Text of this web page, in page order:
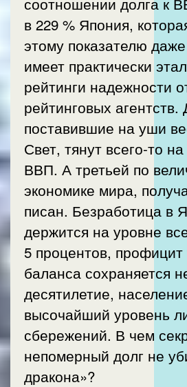
в 229 % Япония,
этому показателю
имеет практически
рейтинги надежности
рейтинговых агентств.
поставившие на уши
Свет, тянут всего-то
ВВП. А третьей по
экономике мира,
писан. Безработица в
держится на уровне
5 процентов, профицит
баланса сохраняется
десятилетие,
высочайший уровень
сбережений. В чем
непомерный долг не
дракона»?